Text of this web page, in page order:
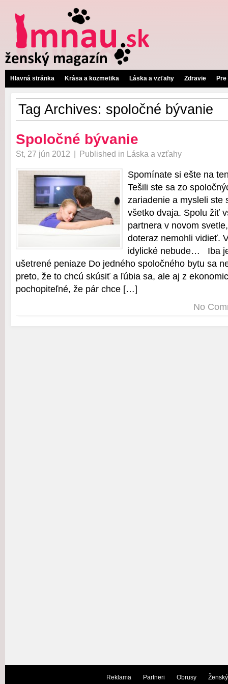
Hlavná stránka Krása a kozmetika Láska a vzťahy Zdravie
Tag Archives: spoločné bývanie
Spoločné bývanie
St, 27 jún 2012 | Published in Láska a vzťahy
Spomínate si ešte na
Tešili ste sa zo
zariadenie a mysleli ste
všetko dvaja. Spolu žiť
partnera v novom
doteraz nemohli vidieť.
idylické nebude… Iba
ušetrené peniaze Do jedného spoločného bytu sa
preto, že to chcú skúsiť a ľúbia sa, ale aj z
pochopiteľné, že pár chce […]
No
Reklama Partneri Obrusy